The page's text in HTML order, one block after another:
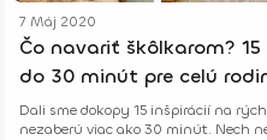
7 Máj 2020
Čo navariť škôlkarom?
do 30 minút pre celú
Dali sme dokopy 15 inšpirácií na
nezaberú viac ako 30 minút. Nech